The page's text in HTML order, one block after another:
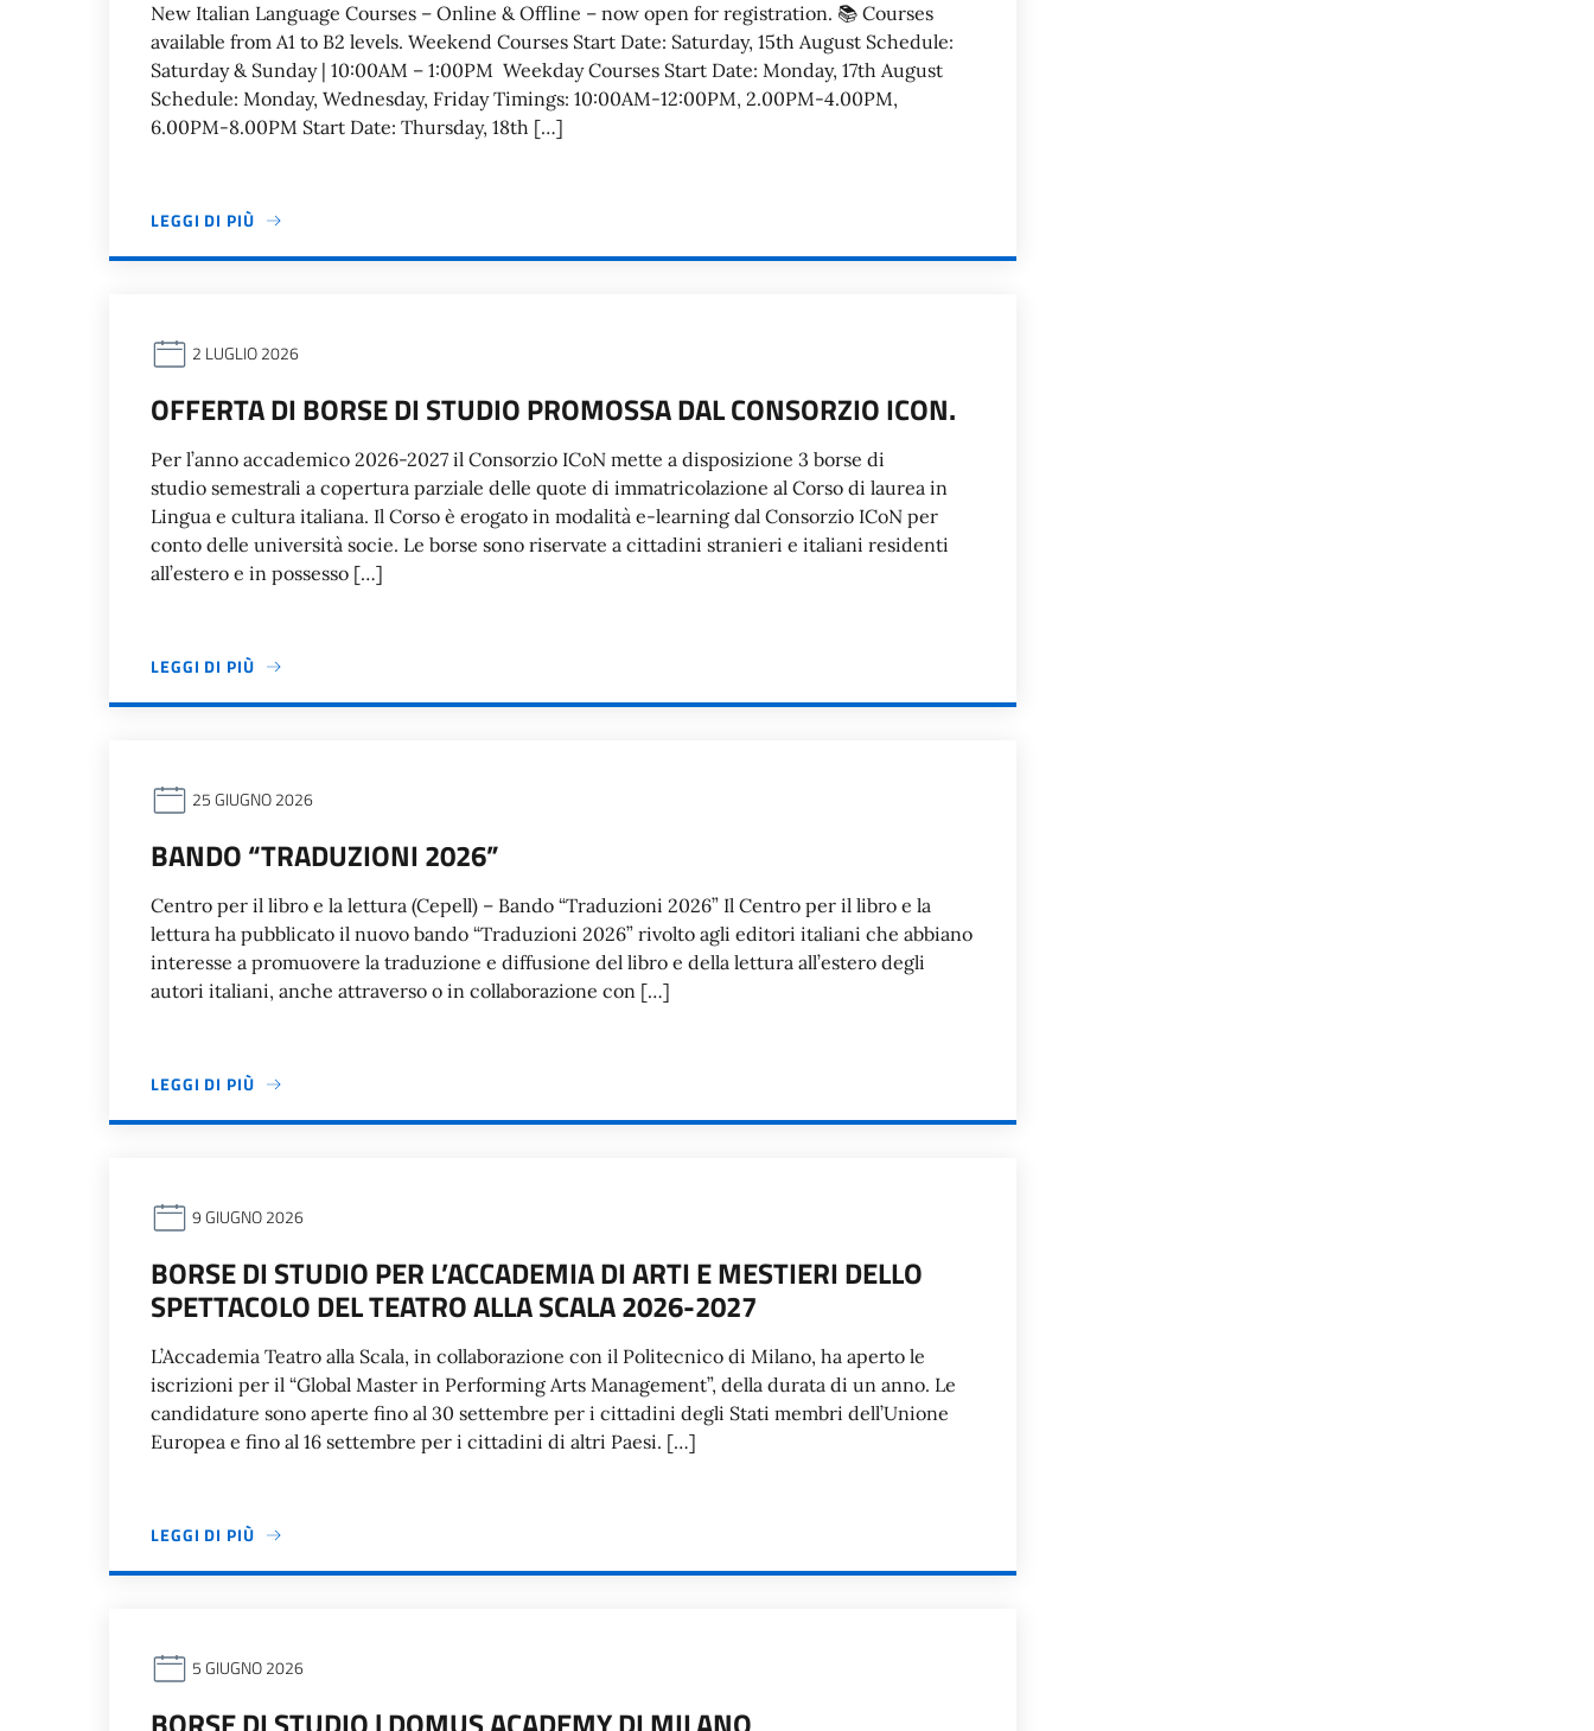
New Italian Language Courses – Online & Offline – now open for registration. 📚 Courses
available from A1 to B2 levels. Weekend Courses Start Date: Saturday, 15th August Schedule:
Saturday & Sunday | 10:00AM – 1:00PM Weekday Courses Start Date: Monday, 17th August
Schedule: Monday, Wednesday, Friday Timings: 10:00AM-12:00PM, 2.00PM-4.00PM,
6.00PM-8.00PM Start Date: Thursday, 18th […]
LEGGI DI PIÙ
2 LUGLIO 2026
OFFERTA DI BORSE DI STUDIO PROMOSSA DAL CONSORZIO ICON.
Per l’anno accademico 2026-2027 il Consorzio ICoN mette a disposizione 3 borse di
studio semestrali a copertura parziale delle quote di immatricolazione al Corso di laurea in
Lingua e cultura italiana. Il Corso è erogato in modalità e-learning dal Consorzio ICoN per
conto delle università socie. Le borse sono riservate a cittadini stranieri e italiani residenti
all’estero e in possesso […]
LEGGI DI PIÙ
25 GIUGNO 2026
BANDO “TRADUZIONI 2026”
Centro per il libro e la lettura (Cepell) – Bando “Traduzioni 2026” Il Centro per il libro e la
lettura ha pubblicato il nuovo bando “Traduzioni 2026” rivolto agli editori italiani che abbiano
interesse a promuovere la traduzione e diffusione del libro e della lettura all’estero degli
autori italiani, anche attraverso o in collaborazione con […]
LEGGI DI PIÙ
9 GIUGNO 2026
BORSE DI STUDIO PER L’ACCADEMIA DI ARTI E MESTIERI DELLO
SPETTACOLO DEL TEATRO ALLA SCALA 2026-2027
L’Accademia Teatro alla Scala, in collaborazione con il Politecnico di Milano, ha aperto le
iscrizioni per il “Global Master in Performing Arts Management”, della durata di un anno. Le
candidature sono aperte fino al 30 settembre per i cittadini degli Stati membri dell’Unione
Europea e fino al 16 settembre per i cittadini di altri Paesi. […]
LEGGI DI PIÙ
5 GIUGNO 2026